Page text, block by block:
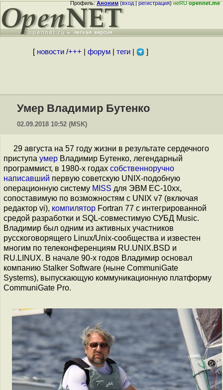
Профиль:Аноним(вход|регистрация)неRUopennet.me
[ новости/+++ форум| теги| ]
Умер Владимир Бутенко
02.09.2018 10:52 (MSK)
29 августа на 57 году жизни в результате сердечного
приступа умер Владимир Бутенко, легендарный
программист, в 1980-х годах собственноручно
написавший первую советскую UNIX-подобную
операционную систему MISS для ЭВМ ЕС-10xx,
сопоставимую по возможностям с UNIX v7 (включая
редактор vi), компилятор Fortran 77 с интегрированной
средой разработки и SQL-совместимую СУБД Music.
Владимир был одним из активных участников
русскоговорящего Linux/Unix-сообщества и известен
многим по телеконференциям RU.UNIX.BSD и
RU.LINUX. В начале 90-х годов Владимир основал
компанию Stalker Software (ныне CommuniGate
Systems), выпускающую коммуникационную платформу
CommuniGate Pro.